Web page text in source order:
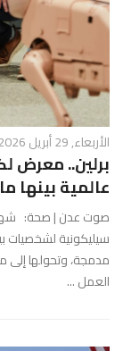
الأربعاء, 29 أبريل 2026 - 10:54 م
برلين.. معرض
عالمية بينها
صوت عدن | صحة: شهد
سيليكونية لشخصيات
مدمجة، وتحولها إلى
العمل ...